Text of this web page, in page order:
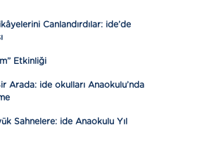
Canlandırdılar: ide’de
Etkinliği
Arada: ide okulları Anaokulu’nda
Sahnelere: ide Anaokulu Yıl